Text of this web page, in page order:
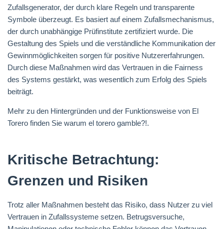
Zufallsgenerator, der durch klare Regeln und transparente
Symbole überzeugt. Es basiert auf einem Zufallsmechanismus,
der durch unabhängige Prüfinstitute zertifiziert wurde. Die
Gestaltung des Spiels und die verständliche Kommunikation der
Gewinnmöglichkeiten sorgen für positive Nutzererfahrungen.
Durch diese Maßnahmen wird das Vertrauen in die Fairness
des Systems gestärkt, was wesentlich zum Erfolg des Spiels
beiträgt.
Mehr zu den Hintergründen und der Funktionsweise von El
Torero finden Sie warum el torero gamble?!.
Kritische Betrachtung:
Grenzen und Risiken
Trotz aller Maßnahmen besteht das Risiko, dass Nutzer zu viel
Vertrauen in Zufallssysteme setzen. Betrugsversuche,